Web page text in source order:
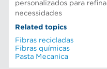
personalizados para
necessidades
Related topics
Fibras recicladas
Fibras químicas
Pasta Mecanica